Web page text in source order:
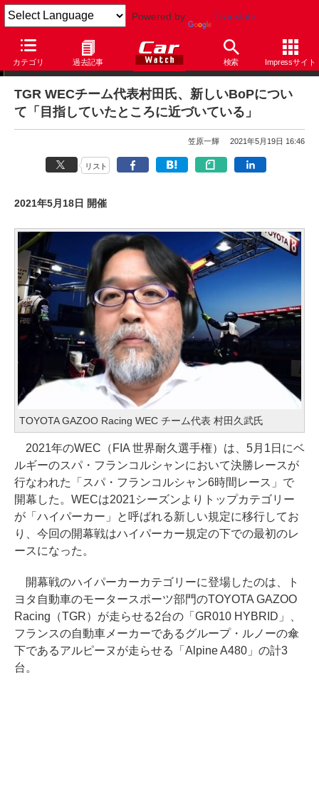
Powered by Translate
カテゴリ 過去記事 検索 Impressサイト
ニュース
TGR WECチーム代表村田氏、新しいBoPについ
て「目指していたところに近づいている」
笠原一輝 2021年5月19日 16:46
リスト
2021年5月18日 開催
TOYOTA GAZOO Racing WEC チーム代表 村田久武氏
2021年のWEC（FIA 世界耐久選手権）は、5月1日にベ
ルギーのスパ・フランコルシャンにおいて決勝レースが
行なわれた「スパ・フランコルシャン6時間レース」で
開幕した。WECは2021シーズンよりトップカテゴリー
が「ハイパーカー」と呼ばれる新しい規定に移行してお
り、今回の開幕戦はハイパーカー規定の下での最初のレ
ースになった。
開幕戦のハイパーカーカテゴリーに登場したのは、ト
ヨタ自動車のモータースポーツ部門のTOYOTA GAZOO
Racing（TGR）が走らせる2台の「GR010 HYBRID」、
フランスの自動車メーカーであるグループ・ルノーの傘
下であるアルピーヌが走らせる「Alpine A480」の計3
台。